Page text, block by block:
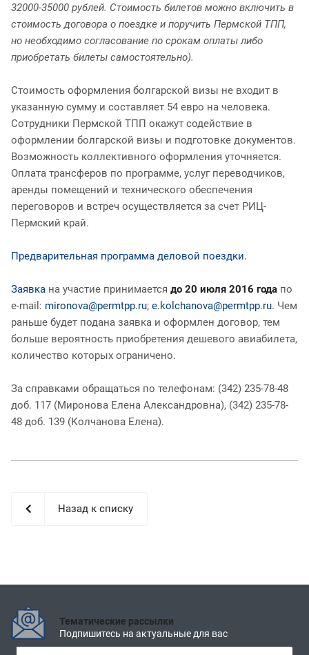
32000-35000 рублей. Стоимость билетов можно включить в
стоимость договора о поездке и поручить Пермской ТПП,
но необходимо согласование по срокам оплаты либо
приобретать билеты самостоятельно).
Стоимость оформления болгарской визы не входит в
указанную сумму и составляет 54 евро на человека.
Сотрудники Пермской ТПП окажут содействие в
оформлении болгарской визы и подготовке документов.
Возможность коллективного оформления уточняется.
Оплата трансферов по программе, услуг переводчиков,
аренды помещений и технического обеспечения
переговоров и встреч осуществляется за счет РИЦ-
Пермский край.
Предварительная программа деловой поездки.
Заявка на участие принимается до 20 июля 2016 года по
e-mail: mironova@permtpp.ru; e.kolchanova@permtpp.ru. Чем
раньше будет подана заявка и оформлен договор, тем
больше вероятность приобретения дешевого авиабилета,
количество которых ограничено.
За справками обращаться по телефонам: (342) 235-78-48
доб. 117 (Миронова Елена Александровна), (342) 235-78-
48 доб. 139 (Колчанова Елена).
Назад к списку
Тематические рассылки
Подпишитесь на актуальные для вас